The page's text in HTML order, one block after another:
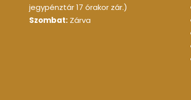
jegypénztár 17 órakor zár.)
Szombat: Zárva